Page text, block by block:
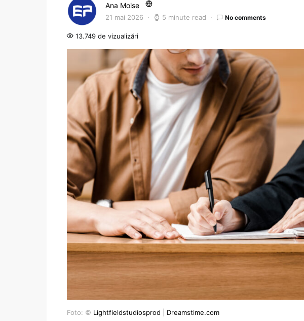
Ana Moise
21 mai 2026 5 minute read No comments
13.749 de vizualizări
Foto: © Lightfieldstudiosprod Dreamstime.com